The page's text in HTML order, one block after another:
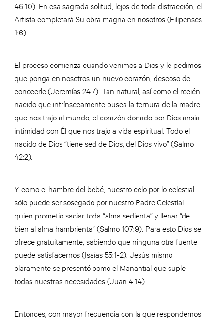
46:10). En esa sagrada solitud, lejos de toda distracción, el
Artista completará Su obra magna en nosotros (Filipenses
1:6).
El proceso comienza cuando venimos a Dios y le pedimos
que ponga en nosotros un nuevo corazón, deseoso de
conocerle (Jeremías 24:7). Tan natural, así como el recién
nacido que intrínsecamente busca la ternura de la madre
que nos trajo al mundo, el corazón donado por Dios ansia
intimidad con Él que nos trajo a vida espiritual. Todo el
nacido de Dios “tiene sed de Dios, del Dios vivo” (Salmo
42:2).
Y como el hambre del bebé, nuestro celo por lo celestial
sólo puede ser sosegado por nuestro Padre Celestial
quien prometió saciar toda “alma sedienta” y llenar “de
bien al alma hambrienta” (Salmo 107:9). Para esto Dios se
ofrece gratuitamente, sabiendo que ninguna otra fuente
puede satisfacernos (Isaías 55:1-2). Jesús mismo
claramente se presentó como el Manantial que suple
todas nuestras necesidades (Juan 4:14).
Entonces, con mayor frecuencia con la que respondemos